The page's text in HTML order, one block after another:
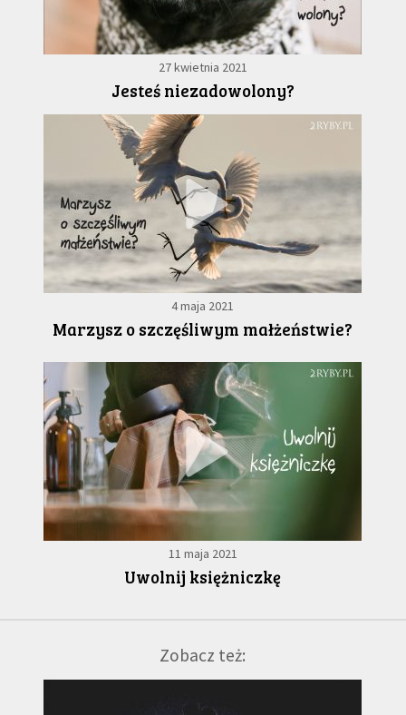
27 kwietnia 2021
Jesteś niezadowolony?
4 maja 2021
Marzysz o szczęśliwym małżeństwie?
11 maja 2021
Uwolnij księżniczkę
Zobacz też: